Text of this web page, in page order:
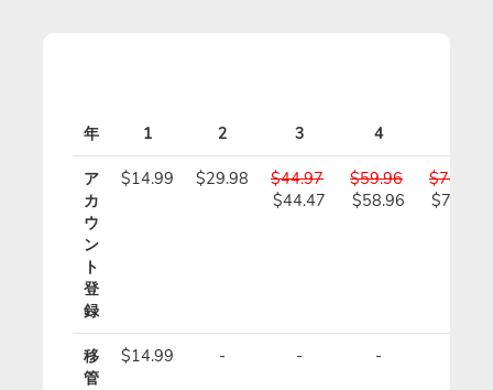
年 1 2 3 4
ア
カ
ウ
ン
ト
登
録
$14.99 $29.98
$44.97
$44.47
$59.96
$58.96
$74.95
$73.45
移
管
$14.99 - - -